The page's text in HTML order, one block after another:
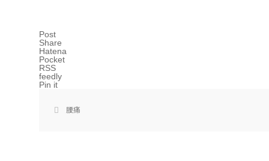
Post
Share
Hatena
Pocket
RSS
feedly
Pin it
腰痛